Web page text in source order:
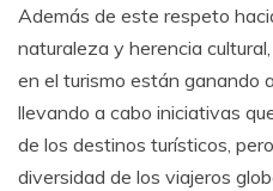
Además de este respeto
naturaleza y herencia
en el turismo están ganando
llevando a cabo iniciativas
de los destinos turísticos,
diversidad de los viajeros